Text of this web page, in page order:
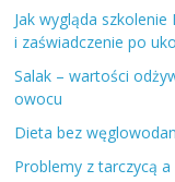
Jak wygląda
i zaświadczenie po
Salak – wartości
owocu
Dieta bez
Problemy z tarczycą a